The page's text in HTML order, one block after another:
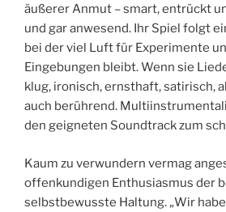
äußerer Anmut – smart, entrückt
und gar anwesend. Ihr Spiel folgt
bei der viel Luft für Experimente
Eingebungen bleibt. Wenn sie
klug, ironisch, ernsthaft, satirisch,
auch berührend.
den geigneten Soundtrack zum
Kaum zu verwundern vermag
offenkundigen Enthusiasmus der
selbstbewusste Haltung. „Wir